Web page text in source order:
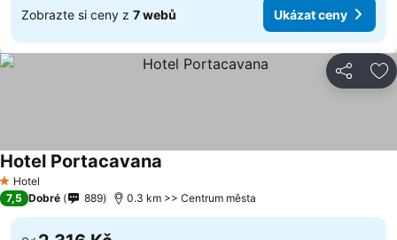
Zobrazte si ceny z 7 webů Ukázat ceny
Sdílet
1 Počet hvězdiček
Hotel
Hotel Portacavana
7,5 Dobré 889 0.3 km >> Centrum města